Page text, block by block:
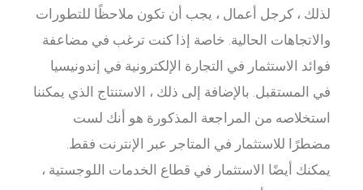
لذلك ، كرجل أعمال ، يجب أن تكون ملاحظًا للتطورات
والاتجاهات الحالية. خاصة إذا كنت ترغب في مضاعفة
فوائد الاستثمار في التجارة الإلكترونية في إندونيسيا
في المستقبل. بالإضافة إلى ذلك ، الاستنتاج الذي يمكننا
استخلاصه من المراجعة المذكورة هو أنك لست
مضطرًا للاستثمار في المتاجر عبر الإنترنت فقط.
يمكنك أيضًا الاستثمار في قطاع الخدمات اللوجستية ،